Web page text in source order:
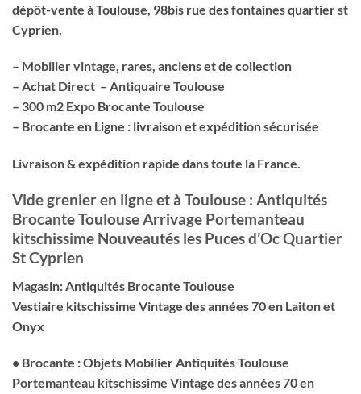
dépôt-vente à Toulouse, 98bis rue des fontaines quartier st
Cyprien.
– Mobilier vintage, rares, anciens et de collection
– Achat Direct – Antiquaire Toulouse
– 300 m2 Expo Brocante Toulouse
– Brocante en Ligne : livraison et expédition sécurisée
Livraison & expédition rapide dans toute la France.
Vide grenier en ligne et à Toulouse : Antiquités
Brocante Toulouse Arrivage Portemanteau
kitschissime Nouveautés les Puces d’Oc Quartier
St Cyprien
Magasin: Antiquités Brocante Toulouse
Vestiaire kitschissime Vintage des années 70 en Laiton et
Onyx
• Brocante : Objets Mobilier Antiquités Toulouse
Portemanteau kitschissime Vintage des années 70 en